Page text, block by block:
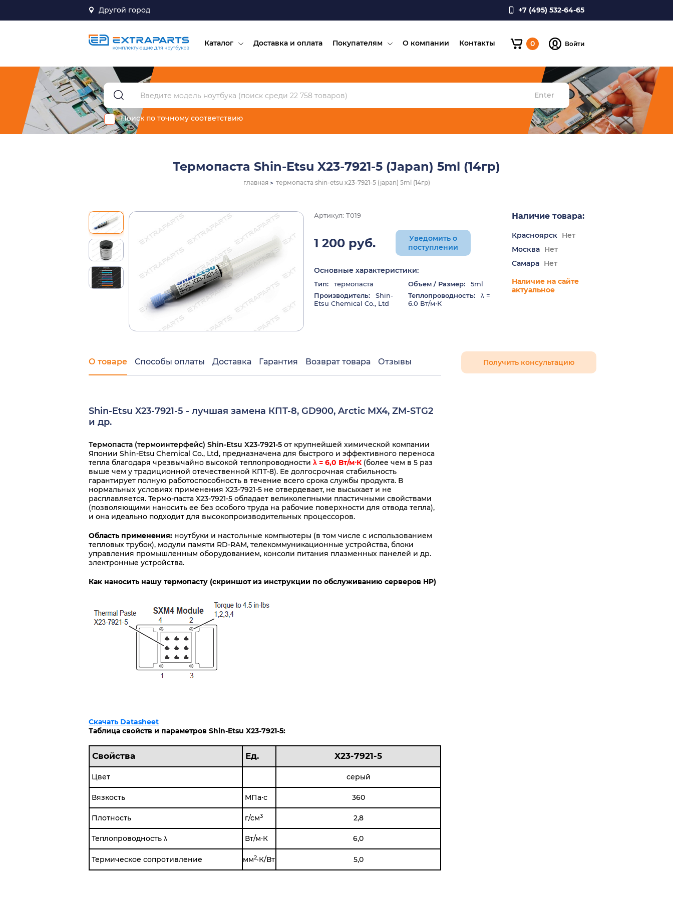
Другой город +7 (495) 532-64-65
Каталог Доставка и оплата Покупателям О компании Контакты 0 Войти
Enter
Поиск по точному соответствию
Термопаста Shin-Etsu X23-7921-5 (Japan) 5ml (14гр)
главная термопаста shin-etsu x23-7921-5 (japan) 5ml (14гр)
Артикул: T019
1 200 руб.
Уведомить о
поступлении
Основные характеристики:
Тип: термопаста Объем / Размер:
5ml
Производитель:
Shin-
Etsu Chemical Co., Ltd
Теплопроводность:
λ =
6.0 Вт/м⋅К
Наличие товара:
Красноярск Нет
Москва Нет
Самара Нет
Наличие на сайте
актуальное
О товаре Способы оплаты Доставка Гарантия Возврат товара Отзывы
Shin-Etsu X23-7921-5 - лучшая замена КПТ-8, GD900, Arctic MX4, ZM-STG2
и др.
Термопаста (термоинтерфейс) Shin-Etsu X23-7921-5 от крупнейшей химической компании
Японии Shin-Etsu Chemical Co., Ltd, предназначена для быстрого и эффективного переноса
тепла благодаря чрезвычайно высокой теплопроводности λ = 6,0 Вт/м⋅К (более чем в 5 раз
выше чем у традиционной отечественной КПТ-8). Ее долгосрочная стабильность
гарантирует полную работоспособность в течение всего срока службы продукта. В
нормальных условиях применения X23-7921-5 не отвердевает, не высыхает и не
расплавляется. Термо-паста X23-7921-5 обладает великолепными пластичными свойствами
(позволяющими наносить ее без особого труда на рабочие поверхности для отвода тепла),
и она идеально подходит для высокопроизводительных процессоров.
Область применения: ноутбуки и настольные компьютеры (в том числе с использованием
тепловых трубок), модули памяти RD-RAM, телекоммуникационные устройства, блоки
управления промышленным оборудованием, консоли питания плазменных панелей и др.
электронные устройства.
Как наносить нашу термопасту (скриншот из инструкции по обслуживанию серверов HP)
Скачать Datasheet
Таблица свойств и параметров Shin-Etsu X23-7921-5:
Свойства Ед. X23-7921-5
Цвет серый
Вязкость MПа⋅с 360
Плотность г/см3 2,8
Теплопроводность λ Вт/м⋅К 6,0
Термическое сопротивление мм2·К/Вт 5,0
Получить консультацию